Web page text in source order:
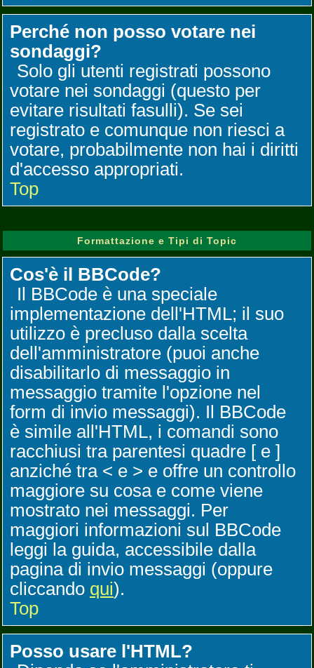
Perché non posso votare nei
sondaggi?
Solo gli utenti registrati possono
votare nei sondaggi (questo per
evitare risultati fasulli). Se sei
registrato e comunque non riesci a
votare, probabilmente non hai i diritti
d'accesso appropriati.
Top
Formattazione e Tipi di Topic
Cos'è il BBCode?
Il BBCode è una speciale
implementazione dell'HTML; il suo
utilizzo è precluso dalla scelta
dell'amministratore (puoi anche
disabilitarlo di messaggio in
messaggio tramite l'opzione nel
form di invio messaggi). Il BBCode
è simile all'HTML, i comandi sono
racchiusi tra parentesi quadre [ e ]
anziché tra < e > e offre un controllo
maggiore su cosa e come viene
mostrato nei messaggi. Per
maggiori informazioni sul BBCode
leggi la guida, accessibile dalla
pagina di invio messaggi (oppure
cliccando qui).
Top
Posso usare l'HTML?